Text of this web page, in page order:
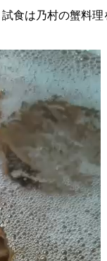
食は乃村の蟹料